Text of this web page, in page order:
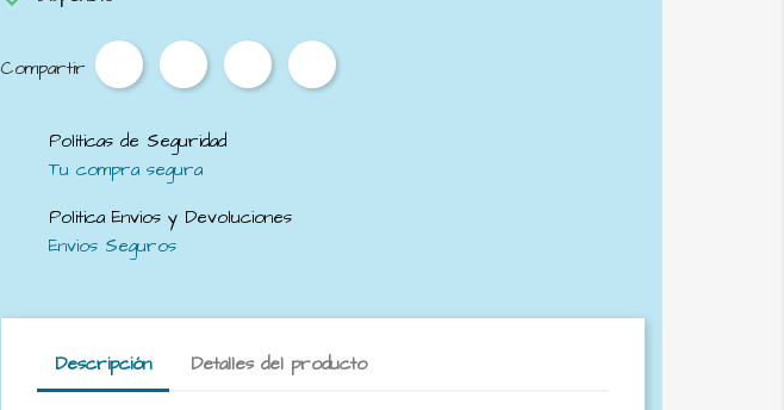
Compartir
Políticas de Seguridad
Tu compra segura
Politica Envios y Devoluciones
Envios Seguros
Descripción Detalles del producto